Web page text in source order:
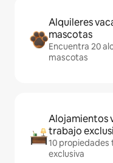
Alquileres
mascotas
Encuentra 20
mascotas
Alojamientos
trabajo
10 propiedades
exclusiva